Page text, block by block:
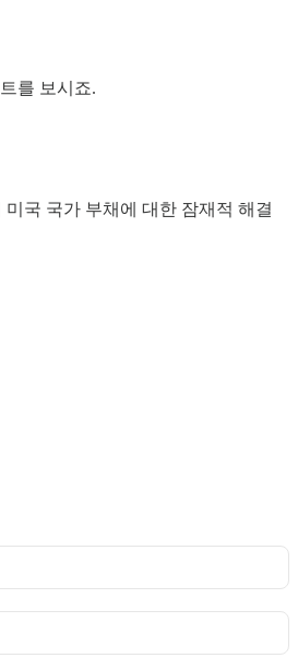
를 보시죠.
국 국가 부채에 대한 잠재적 해결